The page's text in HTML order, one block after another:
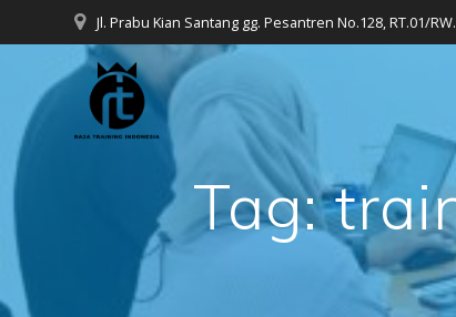
to
Jl. Prabu Kian Santang gg. Pesantren No.128, RT.01/
Tag: